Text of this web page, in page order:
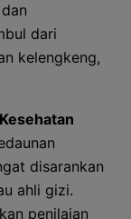
dari
kelengkeng,
disarankan
ahli gizi.
penilaian